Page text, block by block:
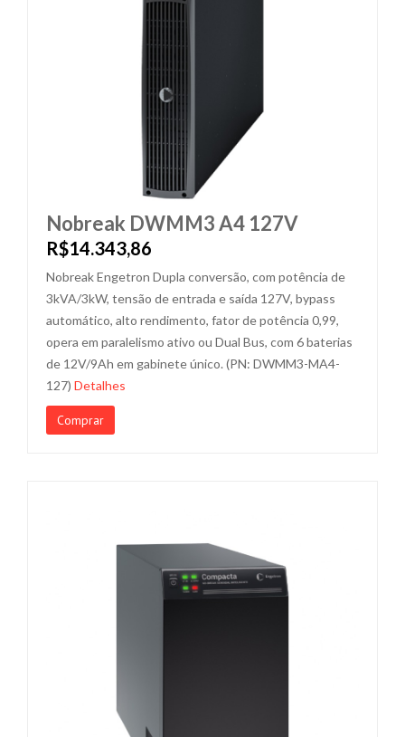
Nobreak DWMM3 A4 127V
R$14.343,86
Nobreak Engetron Dupla conversão, com potência de
3kVA/3kW, tensão de entrada e saída 127V, bypass
automático, alto rendimento, fator de potência 0,99,
opera em paralelismo ativo ou Dual Bus, com 6 baterias
de 12V/9Ah em gabinete único. (PN: DWMM3-MA4-
127) Detalhes
Comprar